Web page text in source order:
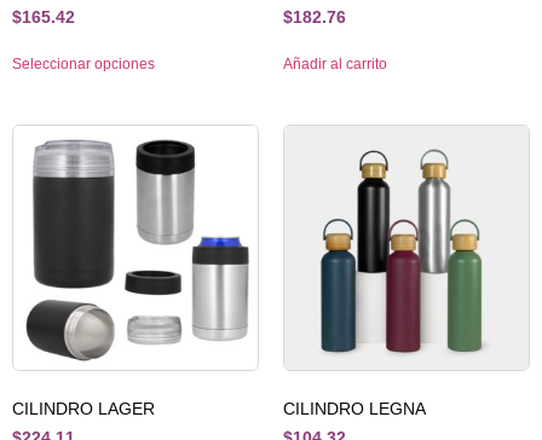
$165.42
Seleccionar opciones
$182.76
Añadir al carrito
CILINDRO LAGER CILINDRO LEGNA